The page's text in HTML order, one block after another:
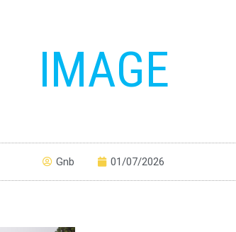
IMAGE
Gnb 01/07/2026